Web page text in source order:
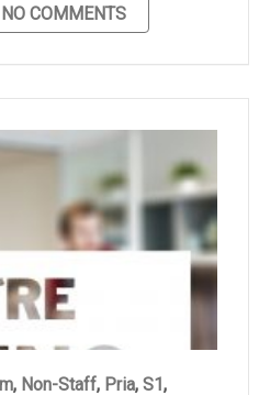
NO COMMENTS
, Non-Staff, Pria, S1,